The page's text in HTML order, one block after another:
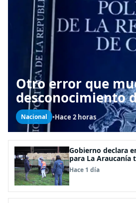
Otro error que
desconocimiento
Constitución:
consagra
seguridad
proteger a los
Nacional •Hace 2 horas
Gobierno declara
para La Araucanía
pasos de sistemas
Hace 1 día